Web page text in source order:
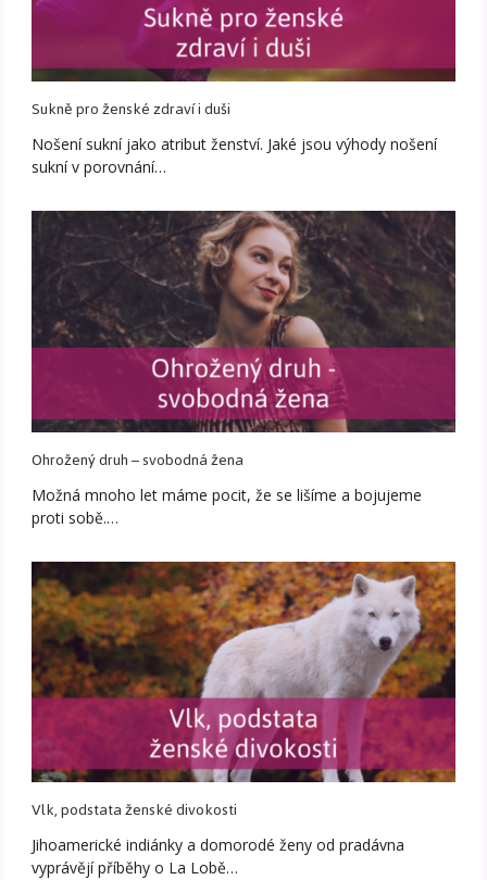
Sukně pro ženské zdraví i duši
Nošení sukní jako atribut ženství. Jaké jsou výhody nošení
sukní v porovnání…
Ohrožený druh – svobodná žena
Možná mnoho let máme pocit, že se lišíme a bojujeme
proti sobě.…
Vlk, podstata ženské divokosti
Jihoamerické indiánky a domorodé ženy od pradávna
vyprávějí příběhy o La Lobě…